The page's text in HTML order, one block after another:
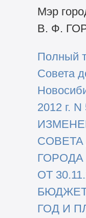
Мэр
В. Ф.
Полный
Совета
2012 г.
СОВЕТА
ОТ
ГОД И